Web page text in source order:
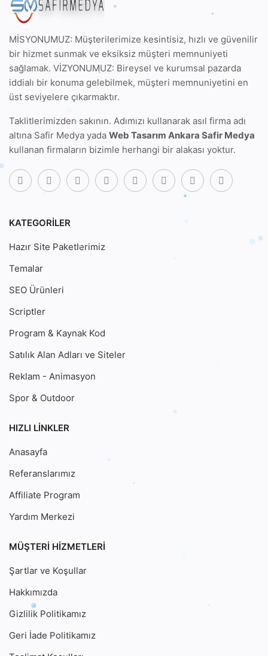
kullanan firmaların bizimle herhangi bir alakası yoktur.
KATEGORILER
Hazır Site Paketlerimiz
Temalar
SEO Ürünleri
Scriptler
Program & Kaynak Kod
HIZLI LINKLER
Anasayfa
Referanslarımız
Affiliate Program
Yardım Merkezi
MÜŞTERI HIZMETLERI
Şartlar ve Koşullar
Hakkımızda
Gizlilik Politikamız
Geri İade Politikamız
Teslimat Koşulları
En son haberleri, güncellemeleri ve özel teklifleri